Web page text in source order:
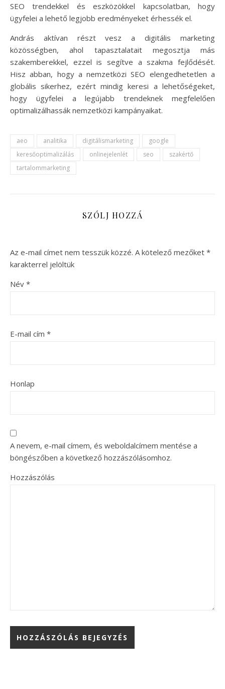
SEO trendekkel és eszközökkel kapcsolatban, hogy
ügyfelei a lehető legjobb eredményeket érhessék el.
András aktívan részt vesz a digitális marketing
közösségben, ahol tapasztalatait megosztja más
szakemberekkel, ezzel is segítve a szakma fejlődését.
Hisz abban, hogy a nemzetközi SEO elengedhetetlen a
globális sikerhez, ezért mindig keresi a lehetőségeket,
hogy ügyfelei a legújabb trendeknek megfelelően
optimalizálhassák nemzetközi kampányaikat.
aeo analitika digitálismarketing
google
keresőoptimalizálás
onlinejelenlét seo
szakértő
tartalommarketing
SZÓLJ HOZZÁ
Az e-mail címet nem tesszük közzé. A kötelező mezőket *
karakterrel jelöltük
Név *
E-mail cím *
Honlap
A nevem, e-mail címem, és weboldalcímem mentése a
böngészőben a következő hozzászólásomhoz.
Hozzászólás